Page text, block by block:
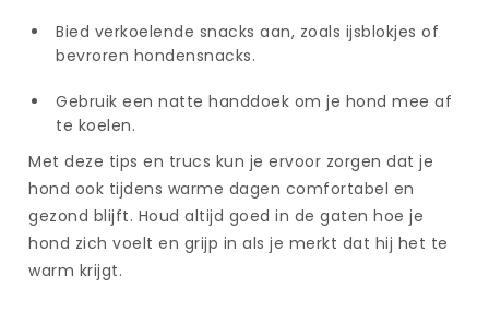
Bied verkoelende snacks aan, zoals ijsblokjes of
bevroren hondensnacks.
Gebruik een natte handdoek om je hond mee af
te koelen.
Met deze tips en trucs kun je ervoor zorgen dat je
hond ook tijdens warme dagen comfortabel en
gezond blijft. Houd altijd goed in de gaten hoe je
hond zich voelt en grijp in als je merkt dat hij het te
warm krijgt.